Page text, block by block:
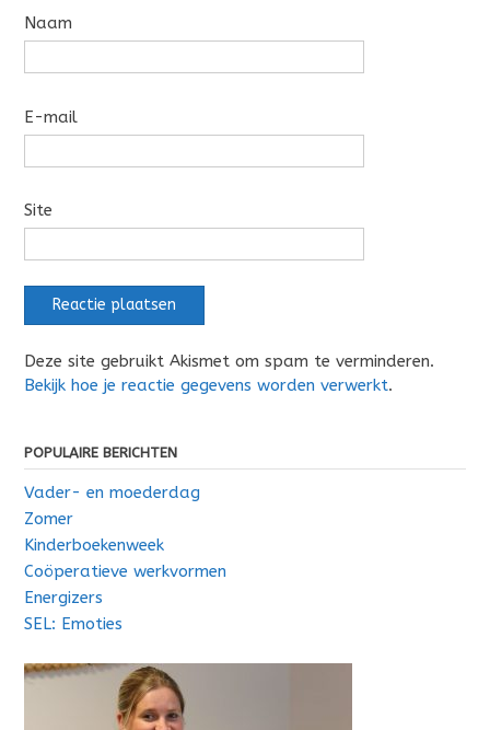
Naam
E-mail
Site
Deze site gebruikt Akismet om spam te verminderen.
Bekijk hoe je reactie gegevens worden verwerkt.
POPULAIRE BERICHTEN
Vader- en moederdag
Zomer
Kinderboekenweek
Coöperatieve werkvormen
Energizers
SEL: Emoties